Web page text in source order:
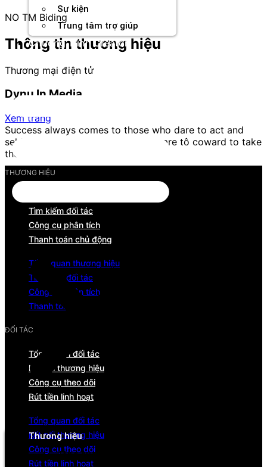
Sự kiện
Trung tâm trợ giúp
Chương Trình Creator
Thương hiệu
Tổng quan
NO TM Biding
Thông tin thương hiệu
Thương mại điện tử
Dynu In Media
Xem trang
Success always comes to those who dare to act and
seldom comes close to those who are tô coward to take
the consequences.
THƯƠNG HIỆU
Tìm kiếm đối tác
Công cụ phân tích
Thanh toán chủ động
Tổng quan thương hiệu
Tìm kiếm đối tác
Công cụ phân tích
Thanh toán chủ động
ĐỐI TÁC
Tổng quan đối tác
Kết nối thương hiệu
Công cụ theo dõi
Rút tiền linh hoạt
Tổng quan đối tác
Kết nối thương hiệu
Công cụ theo dõi
Rút tiền linh hoạt